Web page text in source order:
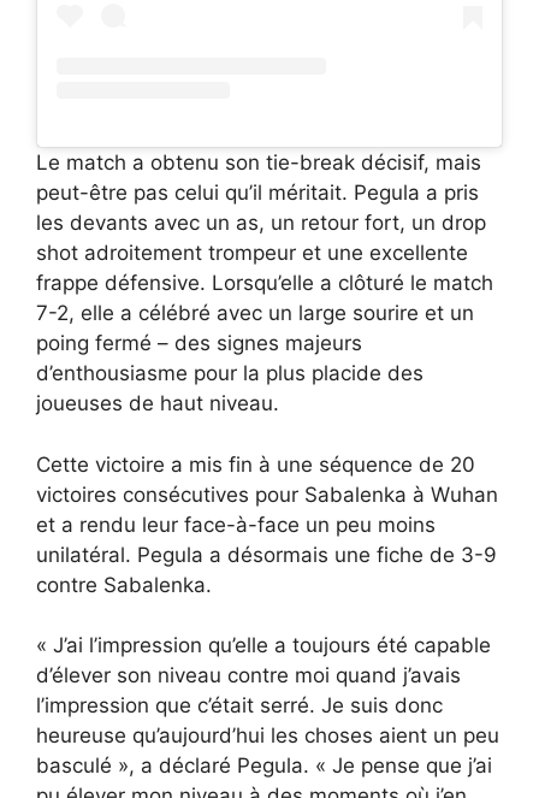
Le match a obtenu son tie-break décisif, mais
peut-être pas celui qu’il méritait. Pegula a pris
les devants avec un as, un retour fort, un drop
shot adroitement trompeur et une excellente
frappe défensive. Lorsqu’elle a clôturé le match
7-2, elle a célébré avec un large sourire et un
poing fermé – des signes majeurs
d’enthousiasme pour la plus placide des
joueuses de haut niveau.
Cette victoire a mis fin à une séquence de 20
victoires consécutives pour Sabalenka à Wuhan
et a rendu leur face-à-face un peu moins
unilatéral. Pegula a désormais une fiche de 3-9
contre Sabalenka.
« J’ai l’impression qu’elle a toujours été capable
d’élever son niveau contre moi quand j’avais
l’impression que c’était serré. Je suis donc
heureuse qu’aujourd’hui les choses aient un peu
basculé », a déclaré Pegula. « Je pense que j’ai